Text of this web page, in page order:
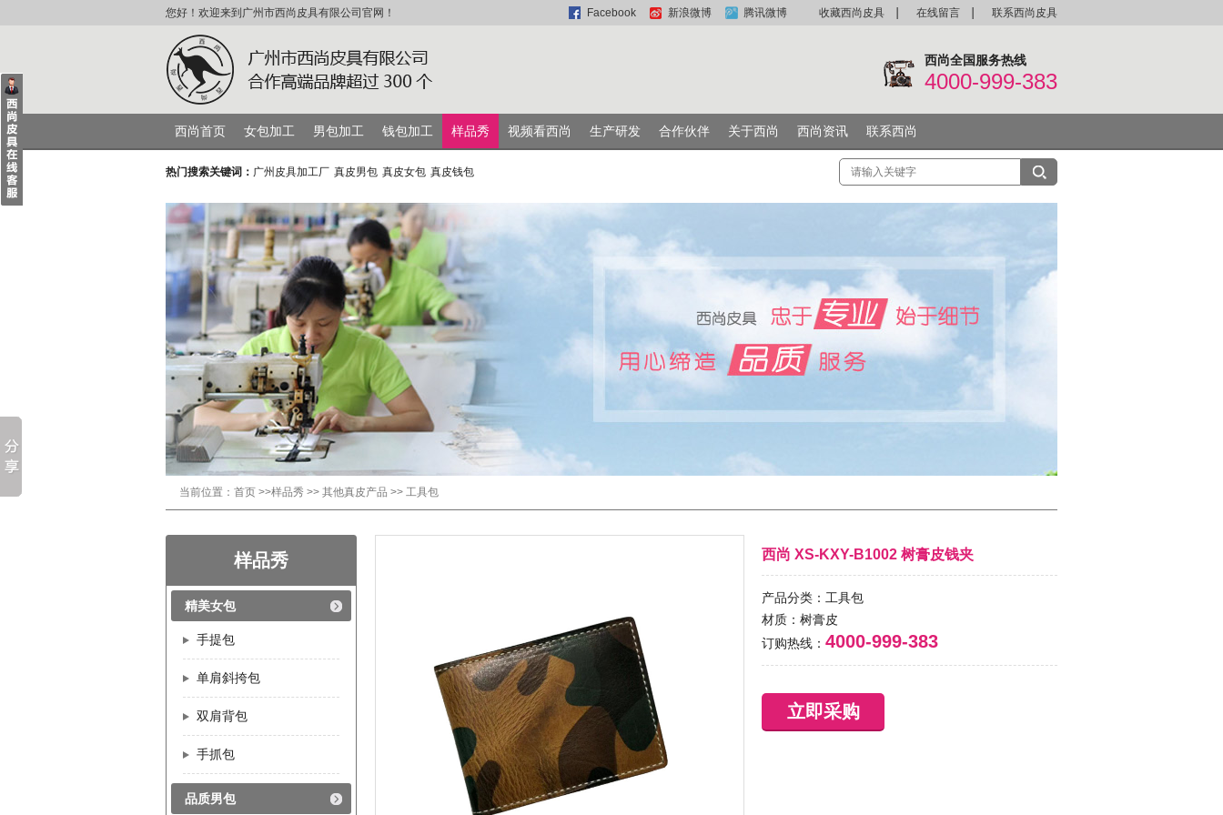
您好！欢迎来到广州市西尚皮具有限公司官网！ Facebook 新浪微博 腾讯微博 收藏西尚皮具 在线留言 联系西尚皮具
西尚全国服务热线
4000-999-383
西尚首页 女包加工 男包加工 钱包加工 样品秀 视频看西尚 生产研发 合作伙伴 关于西尚 西尚资讯 联系西尚
热门搜索关键词： 广州皮具加工厂 真皮男包 真皮女包 真皮钱包
当前位置： 首页 >>样品秀 >> 其他真皮产品 >> 工具包
样品秀
精美女包
手提包
单肩斜挎包
双肩背包
手抓包
品质男包
西尚 XS-KXY-B1002 树膏皮钱夹
产品分类：工具包
材质：树膏皮
订购热线： 4000-999-383
立即采购